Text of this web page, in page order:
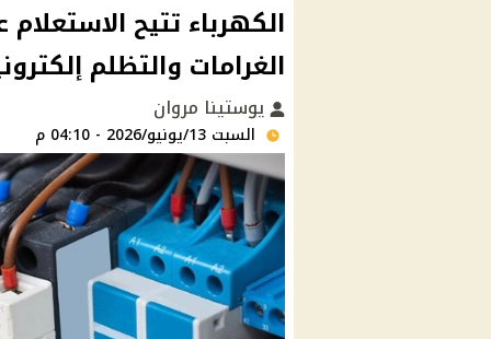
الكهرباء تتيح
الغرامات والتظلم
يوستينا مروان
السبت 13/يونيو/2026 - 04:10 م